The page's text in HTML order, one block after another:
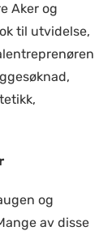
Aker og
til utvidelse,
og
av disse